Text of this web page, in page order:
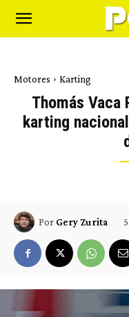
Motores Karting
Thomás Vaca
karting
Por Gery Zurita